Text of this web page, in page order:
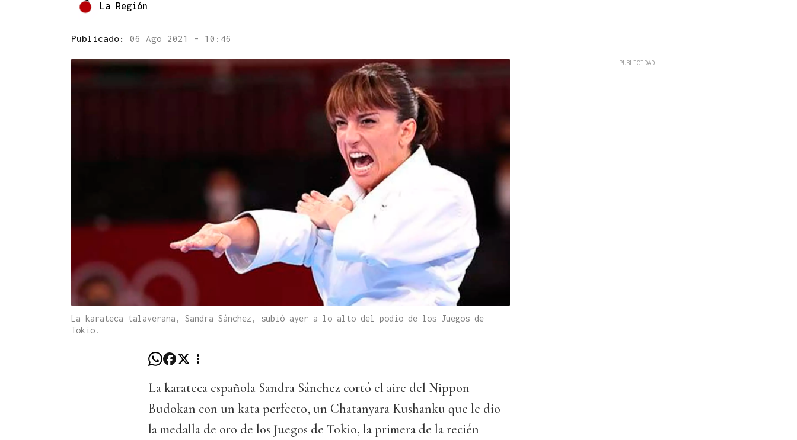
La Región
Publicado: 06 Ago 2021 - 10:46
La karateca talaverana, Sandra Sánchez, subió ayer a lo alto del podio de los Juegos de
Tokio.
La karateca española Sandra Sánchez cortó el aire del Nippon
Budokan con un kata perfecto, un Chatanyara Kushanku que le dio
la medalla de oro de los Juegos de Tokio, la primera de la recién